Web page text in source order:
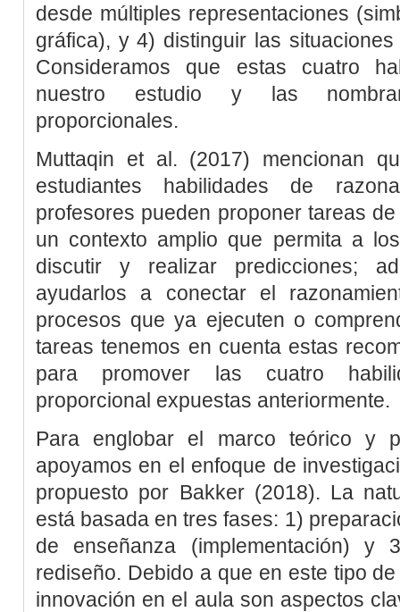
desde múltiples representaciones
gráfica), y 4) distinguir las
Consideramos que estas cuatro
nuestro estudio y las
proporcionales.
Muttaqin et al. (2017) mencionan
estudiantes habilidades de
profesores pueden proponer tareas
un contexto amplio que permita a
discutir y realizar predicciones;
ayudarlos a conectar el
procesos que ya ejecuten o
tareas tenemos en cuenta estas
para promover las cuatro
proporcional expuestas anteriormente.
Para englobar el marco teórico y
apoyamos en el enfoque de
propuesto por Bakker (2018). La
está basada en tres fases: 1)
de enseñanza (implementación) y
rediseño. Debido a que en este tipo
innovación en el aula son aspectos